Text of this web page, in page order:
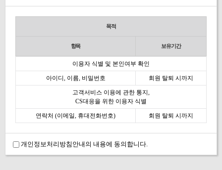
목적
항목 보유기간
이용자 식별 및 본인여부 확인
아이디, 이름, 비밀번호 회원 탈퇴 시까지
고객서비스 이용에 관한 통지,
CS대응을 위한 이용자 식별
연락처 (이메일, 휴대전화번호) 회원 탈퇴 시까지
개인정보처리방침안내의 내용에 동의합니다.